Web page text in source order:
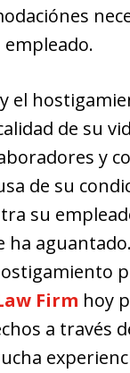
empleado.
el
de su
y
de su
su
Firm hoy
a través